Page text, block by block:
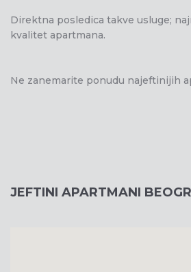
Direktna posledica takve usluge;
kvalitet apartmana.
Ne zanemarite ponudu najeftinijih
JEFTINI APARTMANI